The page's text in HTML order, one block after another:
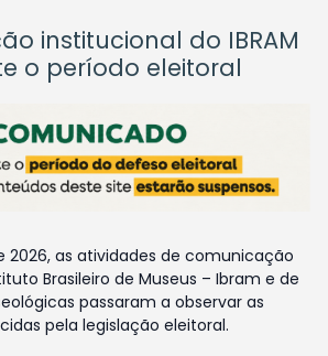
institucional do IBRAM
o período eleitoral
2026, as atividades de comunicação
Brasileiro de Museus – Ibram e de
passaram a observar as
pela legislação eleitoral.